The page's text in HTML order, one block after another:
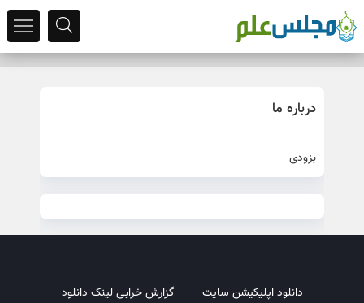
درباره ما
بزودی
دانلود اپلیکیشن سایت گزارش خرابی لینک دانلود